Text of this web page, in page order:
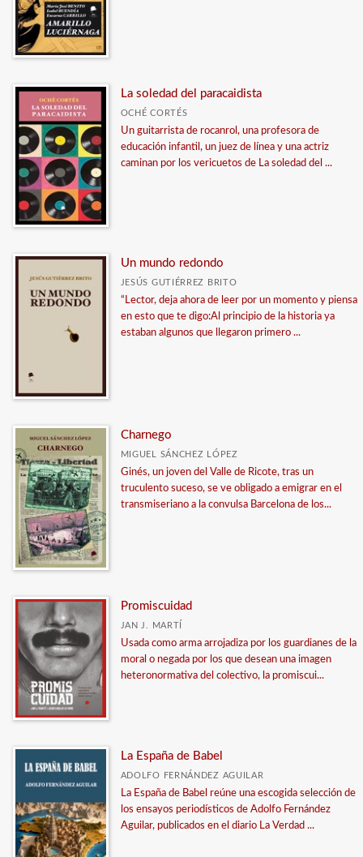
La soledad del paracaidista
OCHÉ CORTÉS
Un guitarrista de rocanrol, una profesora de
educación infantil, un juez de línea y una actriz
caminan por los vericuetos de La soledad del ...
Un mundo redondo
JESÚS GUTIÉRREZ BRITO
“Lector, deja ahora de leer por un momento y piensa
en esto que te digo:Al principio de la historia ya
estaban algunos que llegaron primero ...
Charnego
MIGUEL SÁNCHEZ LÓPEZ
Ginés, un joven del Valle de Ricote, tras un
truculento suceso, se ve obligado a emigrar en el
transmiseriano a la convulsa Barcelona de los...
Promiscuidad
JAN J. MARTÍ
Usada como arma arrojadiza por los guardianes de la
moral o negada por los que desean una imagen
heteronormativa del colectivo, la promiscui...
La España de Babel
ADOLFO FERNÁNDEZ AGUILAR
La España de Babel reúne una escogida selección de
los ensayos periodísticos de Adolfo Fernández
Aguilar, publicados en el diario La Verdad ...